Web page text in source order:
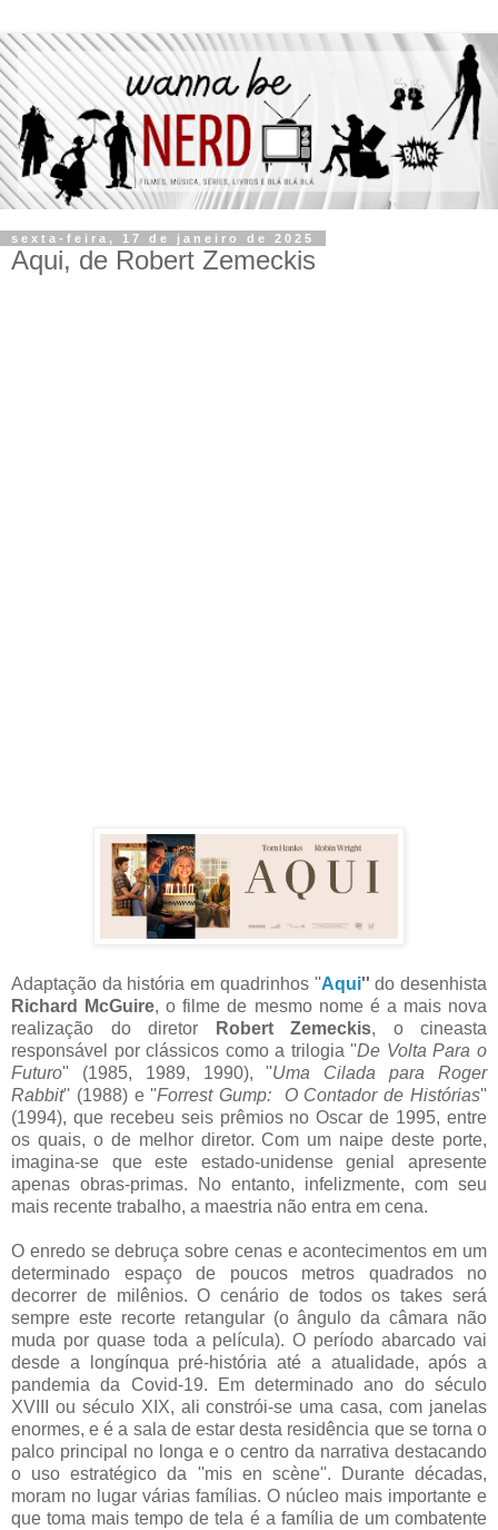
sexta-feira, 17 de janeiro de 2025
Aqui, de Robert Zemeckis
Adaptação da história em quadrinhos ''Aqui'' do desenhista
Richard McGuire, o filme de mesmo nome é a mais nova
realização do diretor
Robert Zemeckis, o cineasta
responsável por clássicos como a trilogia ''De Volta Para o
Futuro'' (1985, 1989, 1990), ''Uma Cilada para Roger
Rabbit'' (1988) e ''Forrest Gump: O Contador de Histórias''
(1994), que recebeu seis prêmios no Oscar de 1995, entre
os quais, o de melhor diretor. Com um naipe deste porte,
imagina-se que este estado-unidense genial apresente
apenas obras-primas. No entanto, infelizmente, com seu
mais recente trabalho, a maestria não entra em cena.
O enredo se debruça sobre cenas e acontecimentos em um
determinado espaço de poucos metros quadrados no
decorrer de milênios. O cenário de todos os takes será
sempre este recorte retangular (o ângulo da câmara não
muda por quase toda a película). O período abarcado vai
desde a longínqua pré-história até a atualidade, após a
pandemia da Covid-19. Em determinado ano do século
XVIII ou século XIX, ali constrói-se uma casa, com janelas
enormes, e é a sala de estar desta residência que se torna o
palco principal no longa e o centro da narrativa destacando
o uso estratégico da ''mis en scène''. Durante décadas,
moram no lugar várias famílias. O núcleo mais importante e
que toma mais tempo de tela é a família de um combatente